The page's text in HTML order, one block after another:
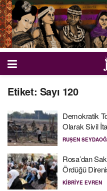
Etiket: Sayı 120
Demokratik
Olarak Sivil
RUŞEN
Rosa’dan
Ördüğü
KIBRIYE EVREN